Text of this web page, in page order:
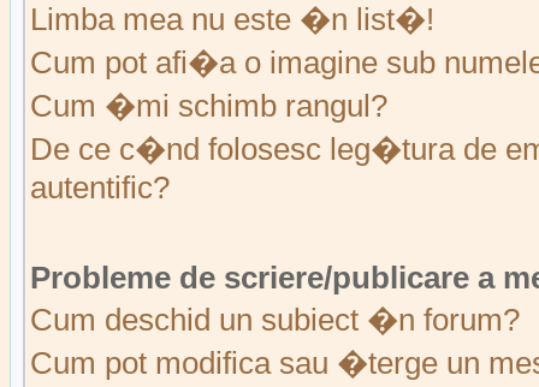
Limba mea nu este �n list�!
Cum pot afi�a o imagine sub
Cum �mi schimb rangul?
De ce c�nd folosesc leg�tura de
autentific?
Probleme de scriere/publicare a
Cum deschid un subiect �n forum?
Cum pot modifica sau �terge un